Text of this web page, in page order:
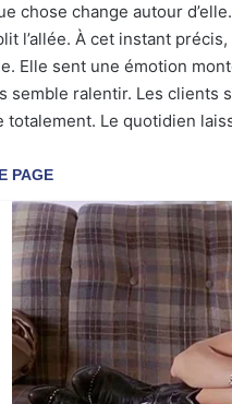
chose change autour
l’allée. À cet instant
Elle sent une émotion
semble ralentir. Les clients
totalement. Le quotidien